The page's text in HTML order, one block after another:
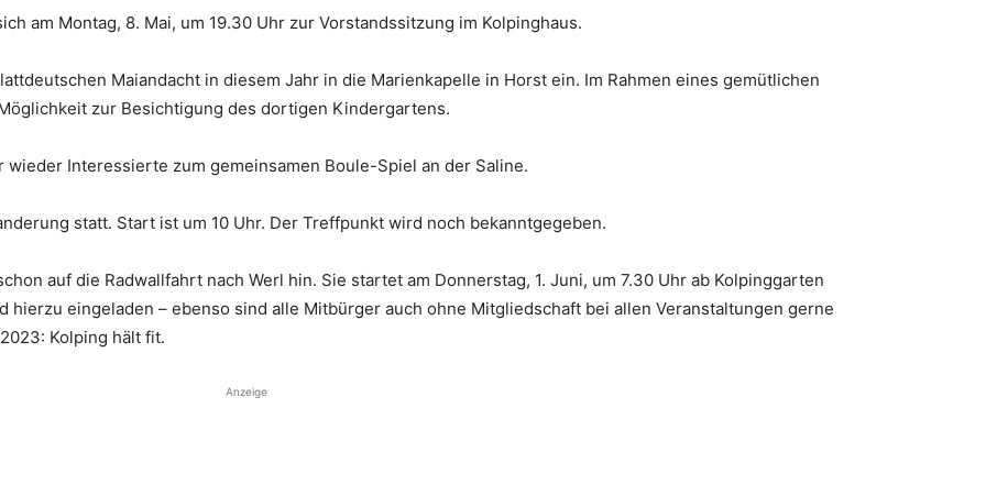
am Montag, 8. Mai, um 19.30 Uhr zur Vorstandssitzung im Kolpinghaus.
Maiandacht in diesem Jahr in die Marienkapelle in Horst ein. Im Rahmen eines gemütlichen
zur Besichtigung des dortigen Kindergartens.
wieder Interessierte zum gemeinsamen Boule-Spiel an der Saline.
statt. Start ist um 10 Uhr. Der Treffpunkt wird noch bekanntgegeben.
auf die Radwallfahrt nach Werl hin. Sie startet am Donnerstag, 1. Juni, um 7.30 Uhr ab Kolpinggarten
hierzu eingeladen – ebenso sind alle Mitbürger auch ohne Mitgliedschaft bei allen Veranstaltungen gerne
Kolping hält fit.
Anzeige